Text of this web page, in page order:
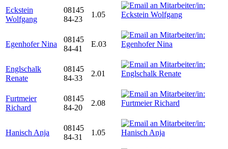
Eckstein
Wolfgang
08145
84-23
1.05
Egenhofer Nina
08145
84-41
E.03
Englschalk
Renate
08145
84-33
2.01
Furtmeier
Richard
08145
84-20
2.08
Hanisch Anja
08145
84-31
1.05